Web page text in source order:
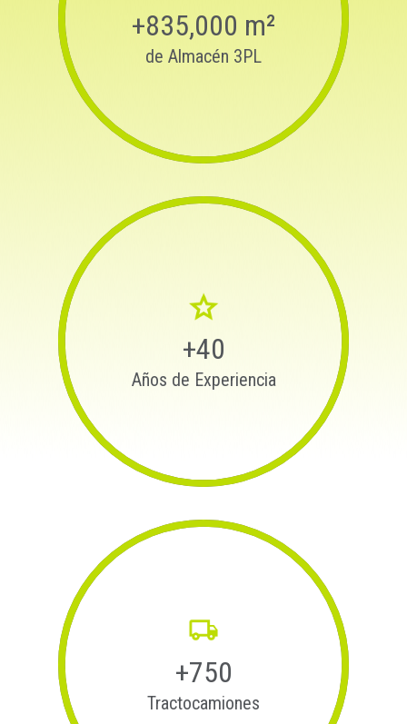
+835,000 m²
de Almacén 3PL
+40
Años de Experiencia
+750
Tractocamiones